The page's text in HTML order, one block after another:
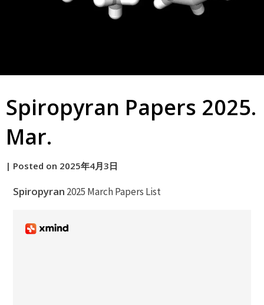
Spiropyran Papers 2025.
Mar.
by
| Posted on 2025年4月3日
Spiropyran 2025 March Papers List